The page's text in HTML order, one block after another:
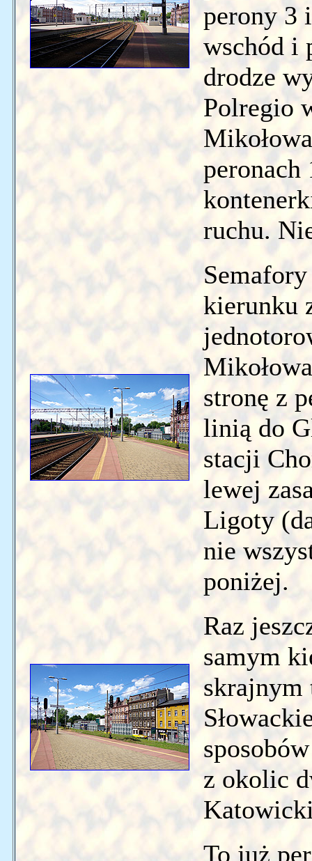
perony 3
wschód i
drodze
Polregio
ruchu.
kierunku
stronę z
linią do
stacji
lewej
Ligoty
nie
poniżej.
Raz
samym
skrajnym
z okolic
To już